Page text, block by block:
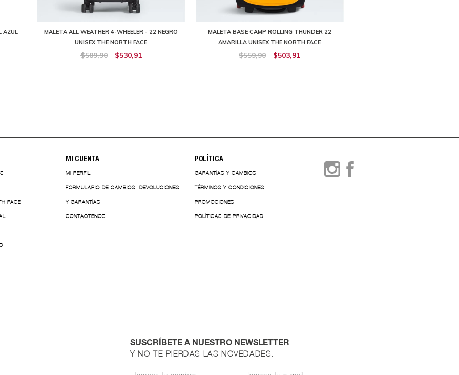
AZUL
MALETA ALL WEATHER 4-WHEELER - 22 NEGRO
UNISEX THE NORTH FACE
$589,90 $530,91
MALETA BASE CAMP ROLLING THUNDER 22
AMARILLA UNISEX THE NORTH FACE
$559,90 $503,91
FACE
MI CUENTA
MI PERFIL
FORMULARIO DE CAMBIOS, DEVOLUCIONES
Y GARANTÍAS.
CONTACTENOS
POLÍTICA
GARANTÍAS Y CAMBIOS
TÉRMINOS Y CONDICIONES
PROMOCIONES
POLÍTICAS DE PRIVACIDAD
SUSCRÍBETE A NUESTRO NEWSLETTER
Y NO TE PIERDAS LAS NOVEDADES.